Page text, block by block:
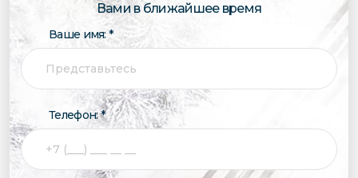
Вами в ближайшее время
Ваше имя: *
Телефон: *